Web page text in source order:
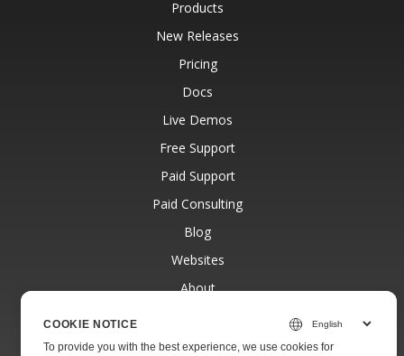
Products
New Releases
Pricing
Docs
Live Demos
Free Support
Paid Support
Paid Consulting
Blog
Websites
About
COOKIE NOTICE
To provide you with the best experience, we use cookies for